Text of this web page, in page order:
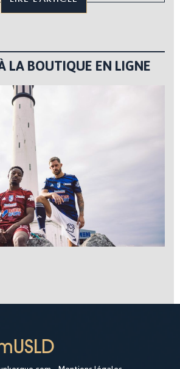
LA BOUTIQUE EN LIGNE